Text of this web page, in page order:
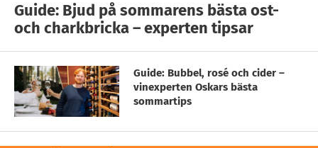
Guide: Bjud på sommarens bästa ost-
och charkbricka – experten tipsar
Guide: Bubbel, rosé och cider –
vinexperten Oskars bästa
sommartips